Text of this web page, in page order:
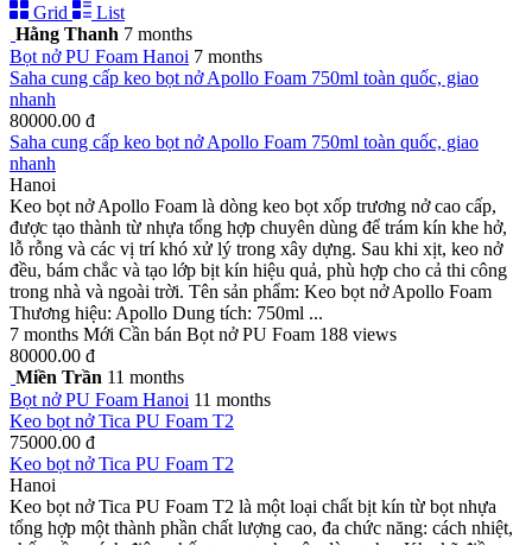
Grid
List
Hằng Thanh 7 months
Bọt nở PU Foam Hanoi 7 months
Saha cung cấp keo bọt nở Apollo Foam 750ml toàn quốc, giao
nhanh
80000.00 đ
Saha cung cấp keo bọt nở Apollo Foam 750ml toàn quốc, giao
nhanh
Hanoi
Keo bọt nở Apollo Foam là dòng keo bọt xốp trương nở cao cấp,
được tạo thành từ nhựa tổng hợp chuyên dùng để trám kín khe hở,
lỗ rỗng và các vị trí khó xử lý trong xây dựng. Sau khi xịt, keo nở
đều, bám chắc và tạo lớp bịt kín hiệu quả, phù hợp cho cả thi công
trong nhà và ngoài trời. Tên sản phẩm: Keo bọt nở Apollo Foam
Thương hiệu: Apollo Dung tích: 750ml ...
7 months Mới Cần bán Bọt nở PU Foam 188 views
80000.00 đ
Miền Trần 11 months
Bọt nở PU Foam Hanoi 11 months
Keo bọt nở Tica PU Foam T2
75000.00 đ
Keo bọt nở Tica PU Foam T2
Hanoi
Keo bọt nở Tica PU Foam T2 là một loại chất bịt kín từ bọt nhựa
tổng hợp một thành phần chất lượng cao, đa chức năng: cách nhiệt,